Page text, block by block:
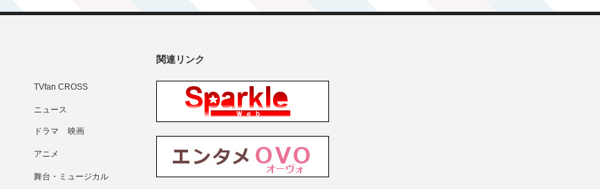
TVfan CROSS
ニュース
ドラマ 映画
アニメ
舞台・ミュージカル
関連リンク